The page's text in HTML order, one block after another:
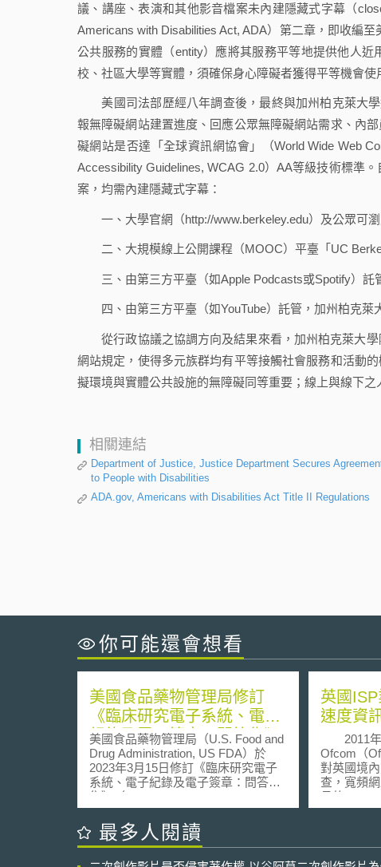
議、講座、表演和其他影音檔案未內建隱藏式字幕（
Americans with Disabilities Act, ADA）第二章，即收編
公共服務的實體（entity）應將其服務平等地提供他人
校、社區大學等實體，須確保身心障礙者獲得平等機會使
美國司法部歷經八年調查後，最終與加州柏克萊大學
報無障礙網站建置進度、回應公眾無障礙網站需求、內
礙網站是否達「全球資訊網協會」（World Wide Web
Accessibility Guidelines, WCAG 2.0）AA等級技術標準
案，均需內建隱藏式字幕：
一、大學官網（http://www.berkeley.edu）及公眾可瀏
二、大規模線上公開課程（MOOC）平臺「UC
三、由第三方平臺（如Apple Podcasts或Spotify）託
四、由第三方平臺（如YouTube）託管，加州柏克萊
從行政協議之協調方向及結果來看，加州柏克萊大學
網站規定，使得多元族群均有平等接觸社會服務和活動
擬環境與實體公共設施的無障礙同等重要；線上與線下
相關連結
Department of Justice, Justice Department Secures
to People with Disabilities
ADA.gov, Americans with Disabilities Act Title II Regulations
你可能還會想看
美國食品藥物管理局修訂
《臨床研究電子系統、電子
紀錄及電子簽章：問答集》
指引草案
美國食品藥物管理局（U.S. Food and
Drug Administration, US FDA）於
2023年3月15日修訂《臨床研究電子
系統、電子紀錄及電子簽章：問答
集》（Electronic Systems, Electronic
Records, and Electronic Signatures in
Clinical Investigations: Questions and
Answers）指引草案，為試驗委託
英國
速度資
2011年5
Ofcom（
對英國境
查，寬頻
月的
近半（
最多人閱讀